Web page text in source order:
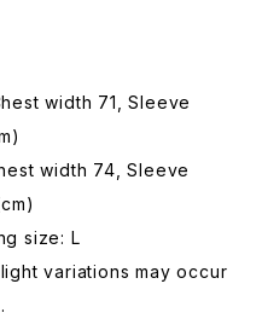
width 71, Sleeve
width 74, Sleeve
size: L
variations may occur